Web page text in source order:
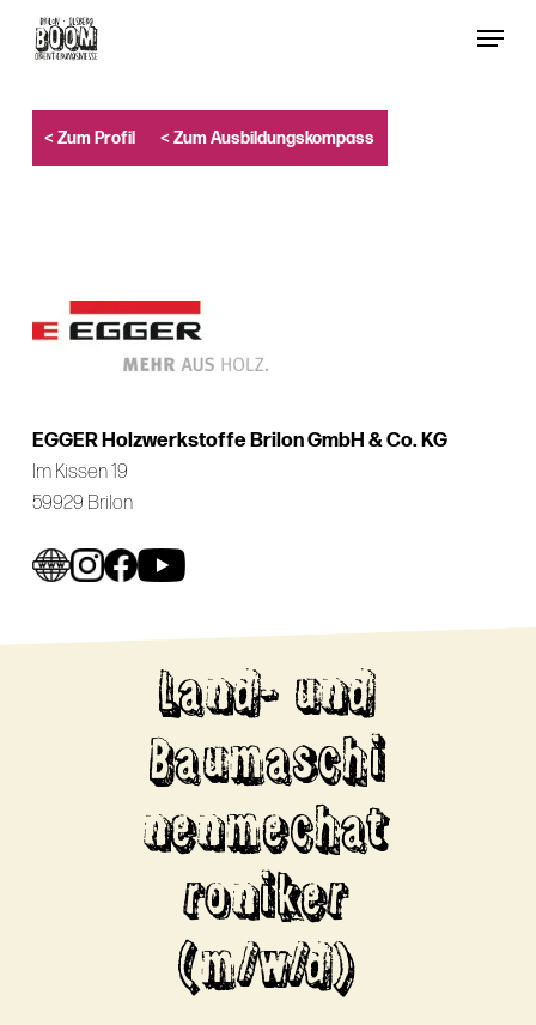
content
Menu
< Zum Profil < Zum Ausbildungskompass
EGGER Holzwerkstoffe Brilon GmbH & Co. KG
Im Kissen 19
59929 Brilon
Land- und
Baumaschi
nenmechat
roniker
(m/w/d)